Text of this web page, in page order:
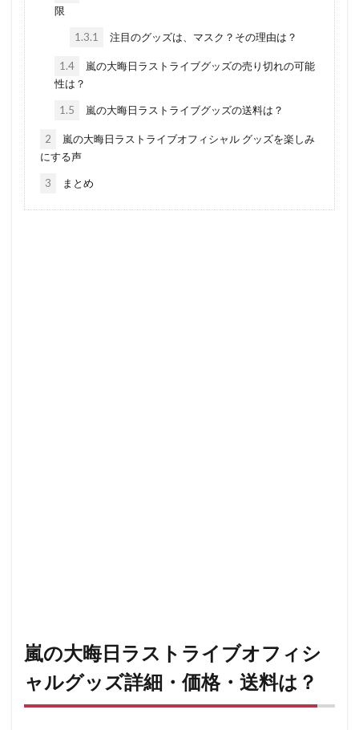
限
1.3.1 注目のグッズは、マスク？その理由は？
1.4
嵐の大晦日ラストライブグッズの売り切れの可能
性は？
1.5 嵐の大晦日ラストライブグッズの送料は？
2
嵐の大晦日ラストライブオフィシャル グッズを楽しみ
にする声
3 まとめ
嵐の大晦日ラストライブオフィシ
ャルグッズ詳細・価格・送料は？